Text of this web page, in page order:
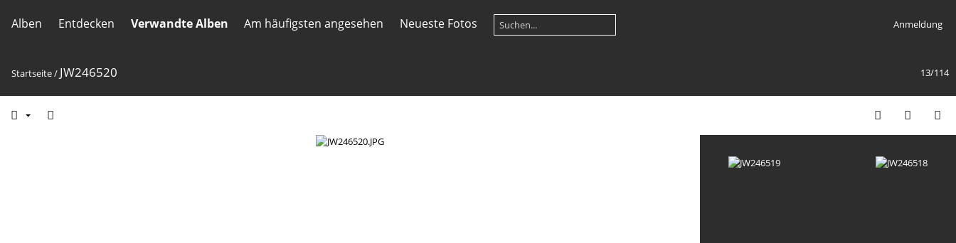
Alben Entdecken Verwandte Alben Am häufigsten angesehen Neueste Fotos Anmeldung
13/114
Startseite/ JW246520